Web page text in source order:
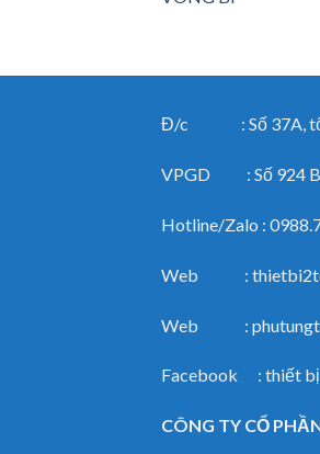
Đ/c : Số 37A, tổ 6,
VPGD : Số 924 B
Hotline/Zalo :
Web :
Web :
Facebook : thiết
CÔNG TY CỔ